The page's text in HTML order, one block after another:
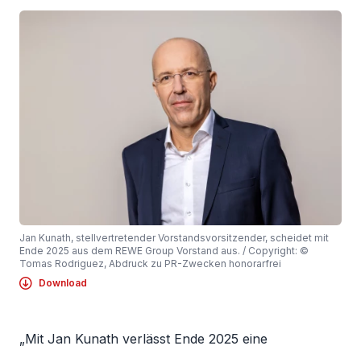
Jan Kunath, stellvertretender Vorstandsvorsitzender, scheidet mit
Ende 2025 aus dem REWE Group Vorstand aus. / Copyright: ©
Tomas Rodriguez, Abdruck zu PR-Zwecken honorarfrei
Download
„Mit Jan Kunath verlässt Ende 2025 eine